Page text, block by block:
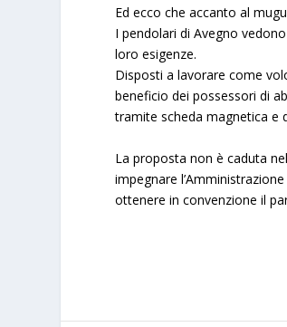
Ed ecco che accanto al
I pendolari di Avegno
loro esigenze.
Disposti a lavorare come
beneficio dei possessori di
tramite scheda magnetica e
La proposta non è caduta
impegnare
ottenere in convenzione il